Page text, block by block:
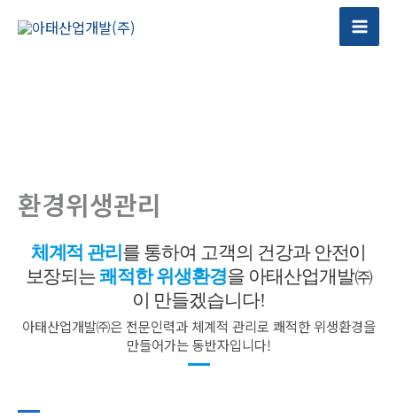
환경위생관리
체계적 관리 를 통하여 고객의 건강과 안전이
보장되는 쾌적한 위생환경을 아태산업개발㈜
이 만들겠습니다!
아태산업개발㈜은 전문인력과 체계적 관리로 쾌적한 위생환경을
만들어가는 동반자입니다!